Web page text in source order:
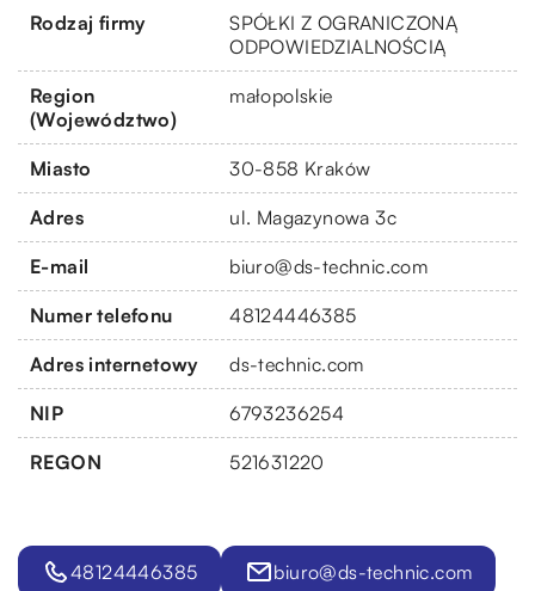
Rodzaj firmy
SPÓŁKI Z OGRANICZONĄ
ODPOWIEDZIALNOŚCIĄ
Region
(Województwo)
małopolskie
Miasto 30-858 Kraków
Adres ul. Magazynowa 3c
E-mail biuro@ds-technic.com
Numer telefonu 48124446385
Adres internetowy ds-technic.com
NIP 6793236254
REGON 521631220
48124446385 biuro@ds-technic.com